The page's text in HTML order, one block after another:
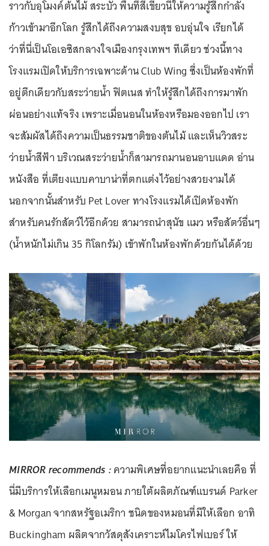
ราวกับอุโมงค์ต้นไม้ สระบัว พื้นที่สีเขียวนี้ให้ความรู้สึกกำลัง
ก้าวเข้ามาอีกโลก รู้สึกได้ถึงความสงบสุข อบอุ่นใจ เรียกได้
ว่าที่นี่เป็นโอเอซิสกลางใจเมืองกรุงเทพฯ ทีเดียว ช่วงนี้ทาง
โรงแรมเปิดให้บริการเฉพาะด้าน Club Wing ซึ่งเป็นห้องพักที่
อยู่ตึกเดียวกับสระว่ายน้ำ ฟิตเนส ทำให้รู้สึกได้ถึงการมาพัก
ผ่อนอย่างแท้จริง เพราะเมื่อนอนในห้องหรือมองออกไป เรา
จะสัมผัสได้ถึงความเป็นธรรมชาติของต้นไม้ และเห็นวิวสระ
ว่ายน้ำสีฟ้า บริเวณสระว่ายน้ำก็สามารถมานอนอาบแดด อ่าน
หนังสือ ที่เตียงแบบคาบาน่าที่ตกแต่งไว้อย่างสวยงามได้
นอกจากนั้นสำหรับ Pet Lover ทางโรงแรมได้เปิดห้องพัก
สำหรับคนรักสัตว์ไว้อีกด้วย สามารถนำสุนัข แมว หรือสัตว์อื่นๆ
(น้ำหนักไม่เกิน 35 กิโลกรัม) เข้าพักในห้องพักด้วยกันได้ด้วย
MIRROR recommends :ความพิเศษที่อยากแนะนำเลยคือ ที่
นี่มีบริการให้เลือกเมนูหมอน ภายใต้ผลิตภัณฑ์แบรนด์ Parker
& Morgan จากสหรัฐอเมริกา ชนิดของหมอนที่มีให้เลือก อาทิ
Buckingham ผลิตจากวัสดุสังเคราะห์ไมโครไฟเบอร์ ให้